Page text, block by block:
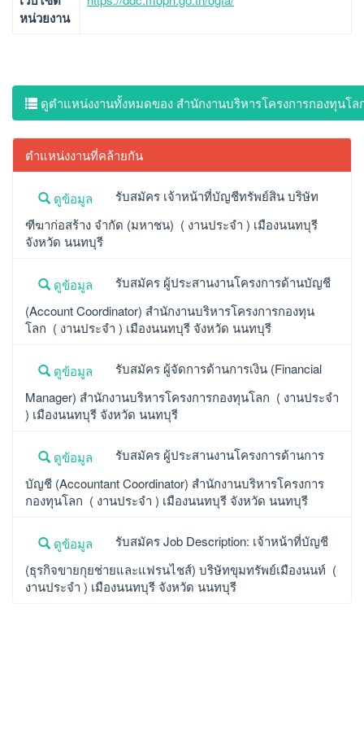
หน่วยงาน
ดูตำแหน่งงานทั้งหมดของ สำนักงานบริหารโครงการกองทุนโล
ตำแหน่งงานที่คล้ายกัน
ดูข้อมูล
รับสมัคร เจ้าหน้าที่บัญชีทรัพย์สิน บริษัท
ฑีฆาก่อสร้าง จำกัด (มหาชน) ( งานประจำ ) เมืองนนทบุรี
จังหวัด นนทบุรี
ดูข้อมูล
รับสมัคร ผู้ประสานงานโครงการด้านบัญชี
(Account Coordinator) สำนักงานบริหารโครงการกองทุน
โลก ( งานประจำ ) เมืองนนทบุรี จังหวัด นนทบุรี
ดูข้อมูล
รับสมัคร ผู้จัดการด้านการเงิน (Financial
Manager) สำนักงานบริหารโครงการกองทุนโลก ( งานประจำ
) เมืองนนทบุรี จังหวัด นนทบุรี
ดูข้อมูล
รับสมัคร ผู้ประสานงานโครงการด้านการ
บัญชี (Accountant Coordinator) สำนักงานบริหารโครงการ
กองทุนโลก ( งานประจำ ) เมืองนนทบุรี จังหวัด นนทบุรี
ดูข้อมูล
รับสมัคร Job Description: เจ้าหน้าที่บัญชี
(ธุรกิจขายกุยช่ายและแฟรนไชส์) บริษัทขุมทรัพย์เมืองนนท์ (
งานประจำ ) เมืองนนทบุรี จังหวัด นนทบุรี